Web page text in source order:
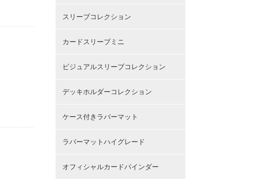
スリーブコレクション
カードスリーブミニ
ビジュアルスリーブコレクション
デッキホルダーコレクション
ケース付きラバーマット
ラバーマットハイグレード
オフィシャルカードバインダー